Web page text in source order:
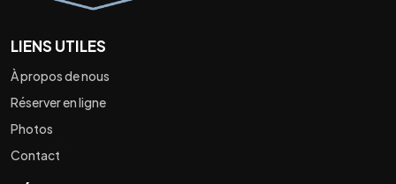
LIENS UTILES
À propos de nous
Réserver en ligne
Photos
Contact